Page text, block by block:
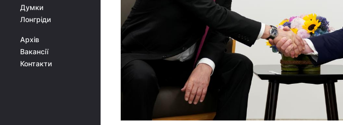
Думки
Лонгріди
Архів
Вакансії
Контакти